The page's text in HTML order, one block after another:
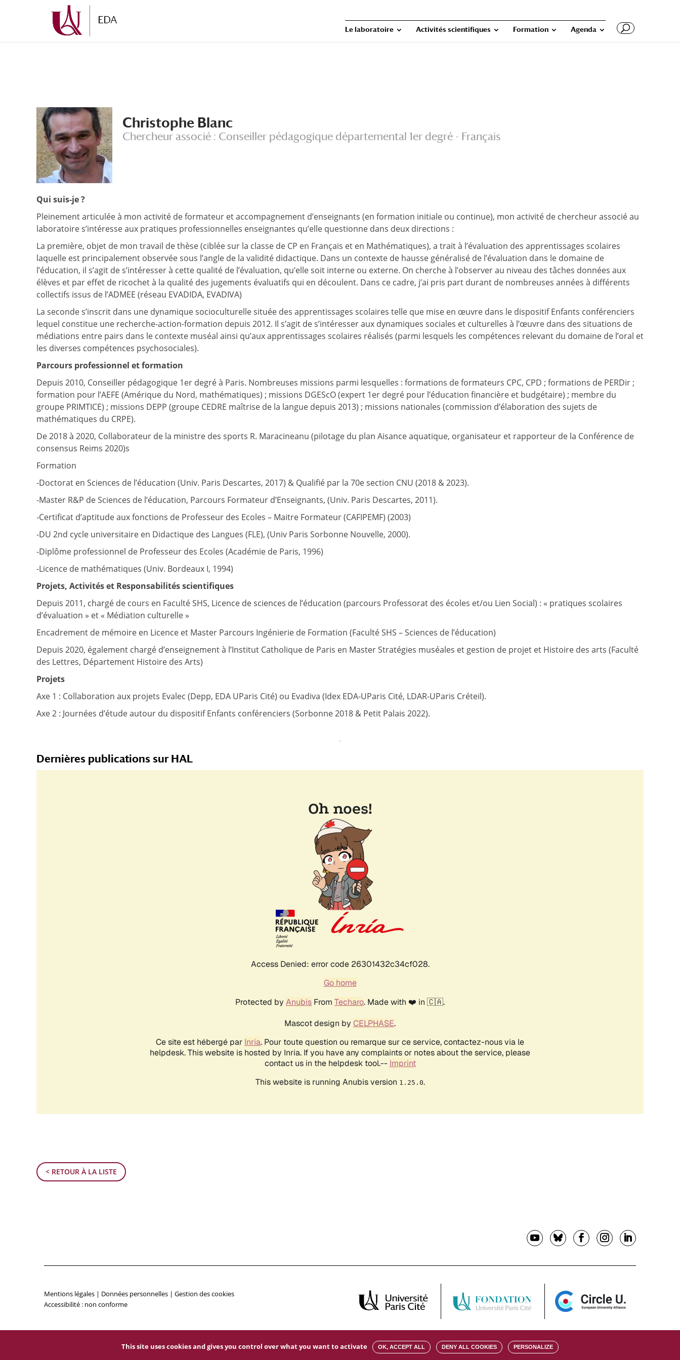
principal
navigation
Le laboratoire Activités scientifiques Formation Agenda
< RETOUR À LA LISTE
Christophe Blanc
Chercheur associé : Conseiller pédagogique départemental 1er degré - Français
Qui suis-je ?
Pleinement articulée à mon activité de formateur et accompagnement d’enseignants (en formation initiale ou continue), mon activité de chercheur associé au
laboratoire s’intéresse aux pratiques professionnelles enseignantes qu’elle questionne dans deux directions :
La première, objet de mon travail de thèse (ciblée sur la classe de CP en Français et en Mathématiques), a trait à l’évaluation des apprentissages scolaires
laquelle est principalement observée sous l’angle de la validité didactique. Dans un contexte de hausse généralisé de l’évaluation dans le domaine de
l’éducation, il s’agit de s’intéresser à cette qualité de l’évaluation, qu’elle soit interne ou externe. On cherche à l’observer au niveau des tâches données aux
élèves et par effet de ricochet à la qualité des jugements évaluatifs qui en découlent. Dans ce cadre, j’ai pris part durant de nombreuses années à différents
collectifs issus de l’ADMEE (réseau EVADIDA, EVADIVA)
La seconde s’inscrit dans une dynamique socioculturelle située des apprentissages scolaires telle que mise en œuvre dans le dispositif Enfants conférenciers
lequel constitue une recherche-action-formation depuis 2012. Il s’agit de s’intéresser aux dynamiques sociales et culturelles à l’œuvre dans des situations de
médiations entre pairs dans le contexte muséal ainsi qu’aux apprentissages scolaires réalisés (parmi lesquels les compétences relevant du domaine de l’oral et
les diverses compétences psychosociales).
Parcours professionnel et formation
Depuis 2010, Conseiller pédagogique 1er degré à Paris. Nombreuses missions parmi lesquelles : formations de formateurs CPC, CPD ; formations de PERDir ;
formation pour l’AEFE (Amérique du Nord, mathématiques) ; missions DGEScO (expert 1er degré pour l’éducation financière et budgétaire) ; membre du
groupe PRIMTICE) ; missions DEPP (groupe CEDRE maîtrise de la langue depuis 2013) ; missions nationales (commission d’élaboration des sujets de
mathématiques du CRPE).
De 2018 à 2020, Collaborateur de la ministre des sports R. Maracineanu (pilotage du plan Aisance aquatique, organisateur et rapporteur de la Conférence de
consensus Reims 2020)s
Formation
-Doctorat en Sciences de l’éducation (Univ. Paris Descartes, 2017) & Qualifié par la 70e section CNU (2018 & 2023).
-Master R&P de Sciences de l’éducation, Parcours Formateur d’Enseignants, (Univ. Paris Descartes, 2011).
-Certificat d’aptitude aux fonctions de Professeur des Ecoles – Maitre Formateur (CAFIPEMF) (2003)
-DU 2nd cycle universitaire en Didactique des Langues (FLE), (Univ Paris Sorbonne Nouvelle, 2000).
-Diplôme professionnel de Professeur des Ecoles (Académie de Paris, 1996)
-Licence de mathématiques (Univ. Bordeaux I, 1994)
Projets, Activités et Responsabilités scientifiques
Depuis 2011, chargé de cours en Faculté SHS, Licence de sciences de l’éducation (parcours Professorat des écoles et/ou Lien Social) : « pratiques scolaires
d’évaluation » et « Médiation culturelle »
Encadrement de mémoire en Licence et Master Parcours Ingénierie de Formation (Faculté SHS – Sciences de l’éducation)
Depuis 2020, également chargé d’enseignement à l’Institut Catholique de Paris en Master Stratégies muséales et gestion de projet et Histoire des arts (Faculté
des Lettres, Département Histoire des Arts)
Projets
Axe 1 : Collaboration aux projets Evalec (Depp, EDA UParis Cité) ou Evadiva (Idex EDA-UParis Cité, LDAR-UParis Créteil).
Axe 2 : Journées d’étude autour du dispositif Enfants conférenciers (Sorbonne 2018 & Petit Palais 2022).
Dernières publications sur HAL
Mentions légales | Données personnelles | Gestion des cookies
Accessibilité : non conforme
This site uses cookies and gives you control over what you want to activate OK, ACCEPT ALL DENY ALL COOKIES PERSONALIZE